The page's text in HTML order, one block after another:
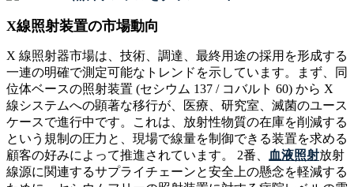
X線照射装置の市場動向
X 線照射器市場は、技術、調達、最終用途の採用を形成する
一連の明確で測定可能なトレンドを示しています。まず、同
位体ベースの照射装置 (セシウム 137 / コバルト 60) から X
線システムへの顕著な移行が、医療、研究室、滅菌のユース
ケースで進行中です。これは、放射性物質の在庫を削減する
という規制の圧力と、現場で線量を制御できる装置を求める
顧客の好みによって推進されています。 2番、 血液照射放射
線源に関連するサプライチェーンと安全上の懸念を軽減する